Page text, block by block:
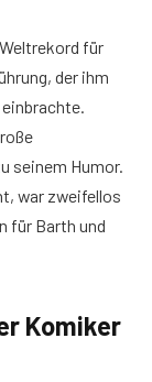
für
der ihm
einbrachte.
seinem Humor.
war zweifellos
für Barth und
Komiker